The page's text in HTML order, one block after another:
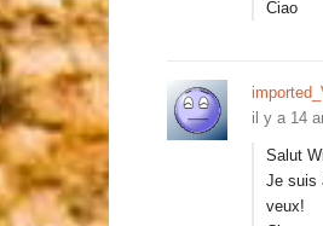
Ciao
il y a 14
Salut
Je suis
veux!